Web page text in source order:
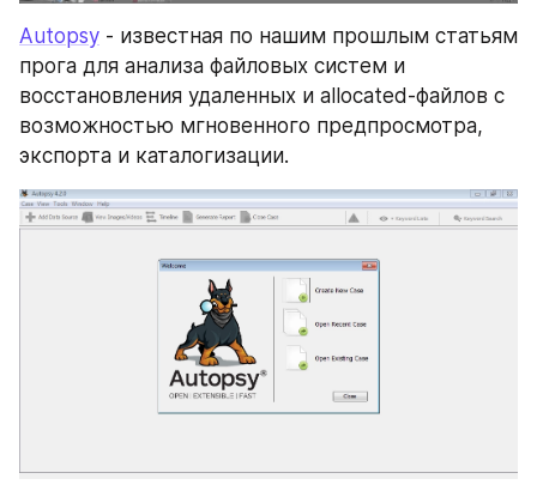
Autopsy - известная по нашим прошлым статьям
прога для анализа файловых систем и
восстановления удаленных и allocated-файлов с
возможностью мгновенного предпросмотра,
экспорта и каталогизации.